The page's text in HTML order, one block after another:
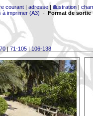
courant| adresse| illustration|
à imprimer (A3) - Format de sortie
|71-105|106-138